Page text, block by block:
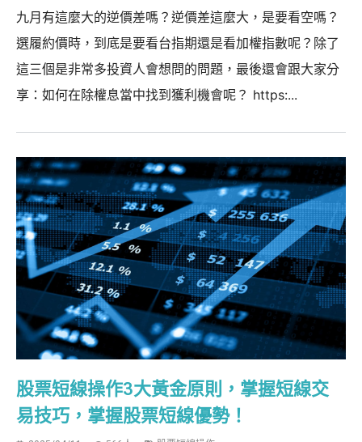
九月有這麼大的逆價差嗎？逆價差這麼大，是要看空嗎？
選履約價時，到底是要看台指期還是看加權指數呢？除了
這三個是非常多投資人會想問的問題，最後還會跟大家分
享：如何在除權息當中找到獲利機會呢？ https:...
股票短線操作3大黃金原則，掌握短線交
易技巧，掌握股票短線優勢！